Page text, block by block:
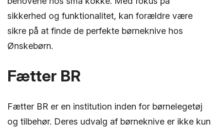
sikkerhed og funktionalitet, kan forældre være
sikre på at finde de perfekte børneknive hos
Ønskebørn.
Fætter BR
Fætter BR er en institution inden for børnelegetøj
og tilbehør. Deres udvalg af børneknive er ikke kun